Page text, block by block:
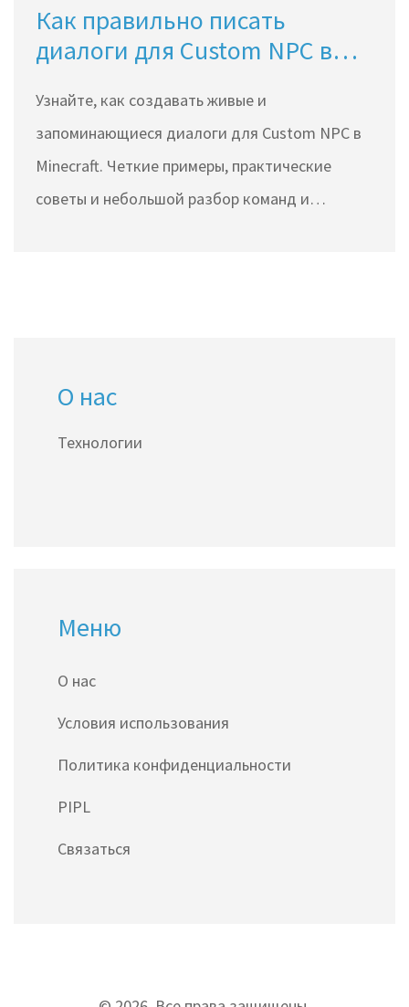
Как правильно писать
диалоги для Custom NPC в
лайфхаки
Узнайте, как создавать живые и
запоминающиеся диалоги для Custom NPC в
Minecraft. Четкие примеры, практические
советы и небольшой разбор команд и
О нас
Технологии
Меню
О нас
Условия использования
Политика конфиденциальности
PIPL
Связаться